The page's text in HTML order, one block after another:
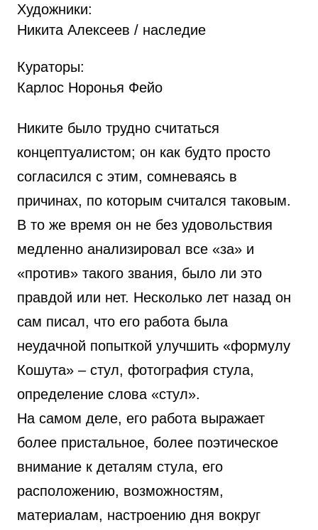
Художники:
Никита Алексеев / наследие
Кураторы:
Карлос Норонья Фейо
Никите было трудно считаться
концептуалистом; он как будто просто
согласился с этим, сомневаясь в
причинах, по которым считался таковым.
В то же время он не без удовольствия
медленно анализировал все «за» и
«против» такого звания, было ли это
правдой или нет. Несколько лет назад он
сам писал, что его работа была
неудачной попыткой улучшить «формулу
Кошута» – стул, фотография стула,
определение слова «стул».
На самом деле, его работа выражает
более пристальное, более поэтическое
внимание к деталям стула, его
расположению, возможностям,
материалам, настроению дня вокруг